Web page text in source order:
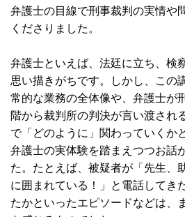
弁護士の目線で刑事裁判の実情や
くださりました。
弁護士といえば、法廷に立ち、検
思い描きがちです。しかし、この
常的な業務の全体像や、弁護士が
階から裁判所の判決が言い渡され
で「どのように」関わっていくか
弁護士の実体験を踏まえつつお話
た。たとえば、被疑者が「先生、
に囲まれている！」と電話してき
たかといったエピソードなどは、